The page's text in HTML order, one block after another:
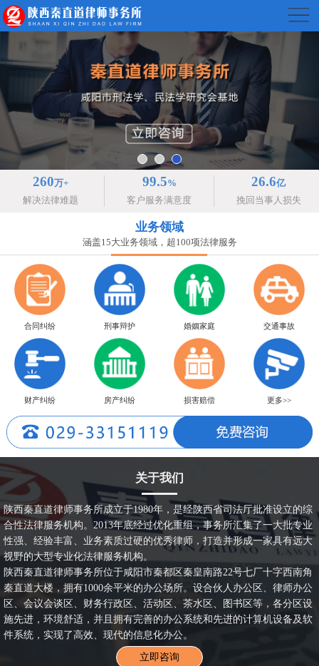
260万+
解决法律难题
99.5%
客户服务满意度
26.6亿
挽回当事人损失
业务领域
涵盖15大业务领域，超100项法律服务
合同纠纷 刑事辩护 婚姻家庭 交通事故
财产纠纷 房产纠纷 损害赔偿 更多>>
关于我们
陕西秦直道律师事务所成立于1980年，是经陕西省司法厅批准设立的综
合性法律服务机构。2013年底经过优化重组，事务所汇集了一大批专业
性强、经验丰富、业务素质过硬的优秀律师，打造并形成一家具有远大
视野的大型专业化法律服务机构。
陕西秦直道律师事务所位于咸阳市秦都区秦皇南路22号七厂十字西南角
秦直道大楼，拥有1000余平米的办公场所。设合伙人办公区、律师办公
区、会议会谈区、财务行政区、活动区、茶水区、图书区等，各分区设
施先进，环境舒适，并且拥有完善的办公系统和先进的计算机设备及软
件系统，实现了高效、现代的信息化办公。
立即咨询